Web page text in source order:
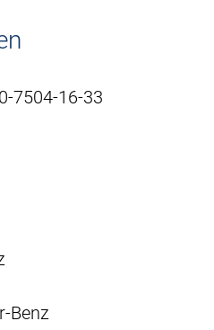
7504-16-33
Benz